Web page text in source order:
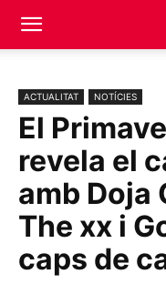
ACTUALITAT NOTÍCIES
El
revela el
amb Doja
The xx i
caps de